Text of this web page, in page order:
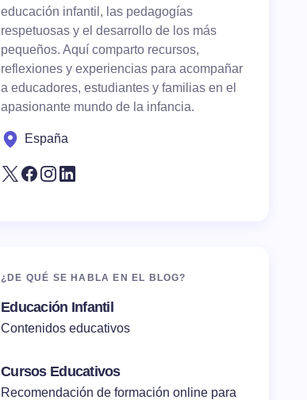
educación infantil, las pedagogías
respetuosas y el desarrollo de los más
pequeños. Aquí comparto recursos,
reflexiones y experiencias para acompañar
a educadores, estudiantes y familias en el
apasionante mundo de la infancia.
España
¿DE QUÉ SE HABLA EN EL BLOG?
Educación Infantil
Contenidos educativos
Cursos Educativos
Recomendación de formación online para